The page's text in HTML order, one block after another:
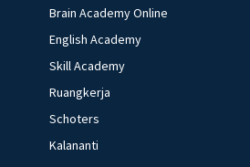
Brain Academy Online
English Academy
Skill Academy
Ruangkerja
Schoters
Kalananti